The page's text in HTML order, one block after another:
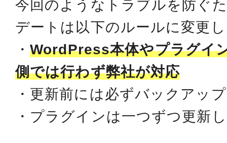
今回のようなトラブルを防ぐ
デートは以下のルールに変更
・WordPress本体やプラグイ
側では行わず弊社が対応
・更新前には必ずバックアッ
・プラグインは一つずつ更新